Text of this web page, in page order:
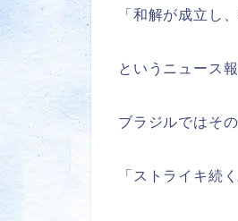
「和解が成立し
というニュース
ブラジルではそ
「ストライキ続